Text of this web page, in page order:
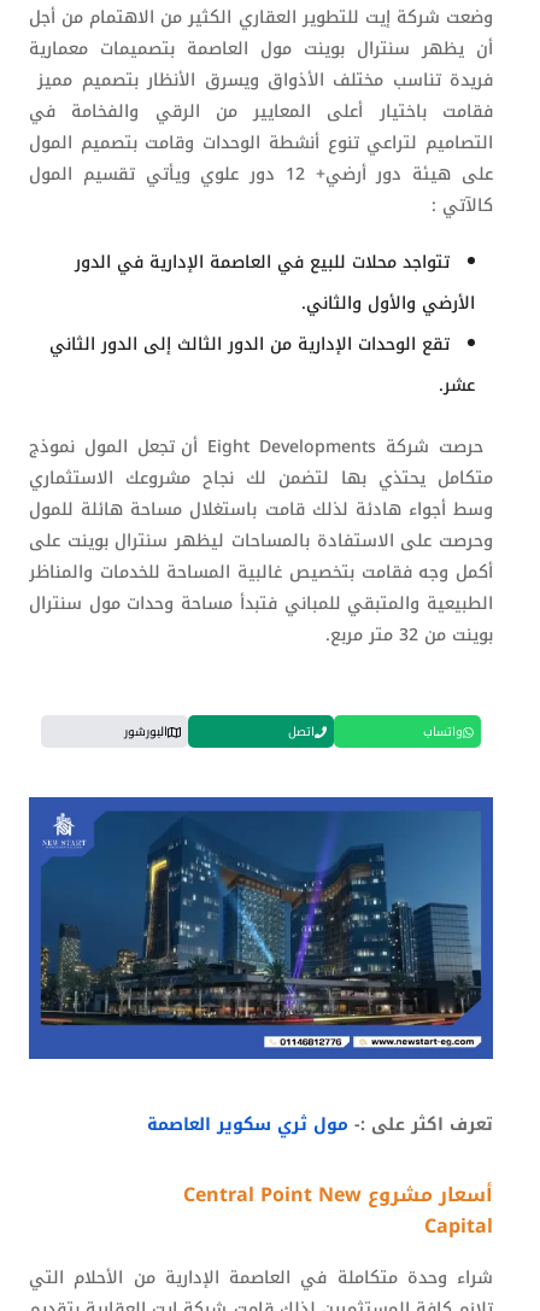
وضعت شركة إيت للتطوير العقاري الكثير من الاهتمام من أجل
أن يظهر سنترال بوينت مول العاصمة بتصميمات معمارية
فريدة تناسب مختلف الأذواق ويسرق الأنظار بتصميم مميز
فقامت باختيار أعلى المعايير من الرقي والفخامة في
التصاميم لتراعي تنوع أنشطة الوحدات وقامت بتصميم المول
على هيئة دور أرضي+ 12 دور علوي ويأتي تقسيم المول
كالآتي :
تتواجد محلات للبيع في العاصمة الإدارية في الدور
الأرضي والأول والثاني.
تقع الوحدات الإدارية من الدور الثالث إلى الدور الثاني
عشر.
حرصت شركة Eight Developments أن تجعل المول نموذج
متكامل يحتذي بها لتضمن لك نجاح مشروعك الاستثماري
وسط أجواء هادئة لذلك قامت باستغلال مساحة هائلة للمول
وحرصت على الاستفادة بالمساحات ليظهر سنترال بوينت على
أكمل وجه فقامت بتخصيص غالبية المساحة للخدمات والمناظر
الطبيعية والمتبقي للمباني فتبدأ مساحة وحدات مول سنترال
بوينت من 32 متر مربع.
واتساب اتصل البورشور
تعرف اكثر على :- مول ثري سكوير العاصمة
أسعار مشروع Central Point New
Capital
شراء وحدة متكاملة في العاصمة الإدارية من الأحلام التي